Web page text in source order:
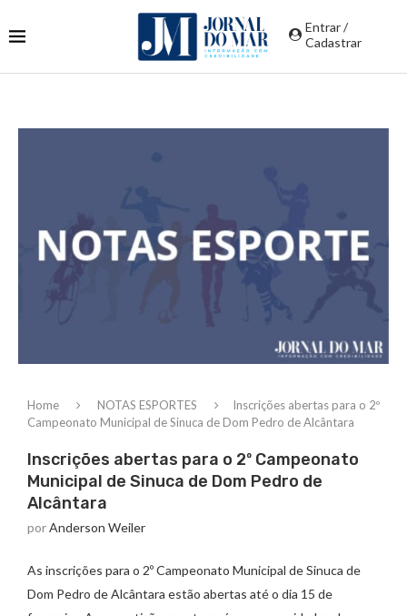
Entrar /
Cadastrar
Home NOTAS ESPORTES
Inscrições abertas para o 2º
Campeonato Municipal de Sinuca de Dom Pedro de Alcântara
Inscrições abertas para o 2º Campeonato
Municipal de Sinuca de Dom Pedro de
Alcântara
porAnderson Weiler
As inscrições para o 2º Campeonato Municipal de Sinuca de
Dom Pedro de Alcântara estão abertas até o dia 15 de